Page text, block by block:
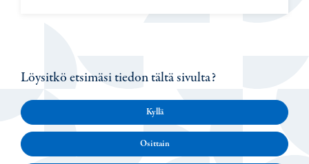
Löysitkö etsimäsi tiedon tältä sivulta?
Kyllä
Osittain